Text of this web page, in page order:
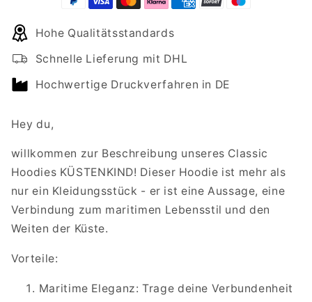
Classic
KÜSTENKIND
Menge
Classic
KÜSTENKIND
Hohe Qualitätsstandards
Schnelle Lieferung mit DHL
Hochwertige Druckverfahren in DE
Hey du,
willkommen zur Beschreibung unseres Classic
Hoodies KÜSTENKIND! Dieser Hoodie ist mehr als
nur ein Kleidungsstück - er ist eine Aussage, eine
Verbindung zum maritimen Lebensstil und den
Weiten der Küste.
Vorteile:
Maritime Eleganz: Trage deine Verbundenheit